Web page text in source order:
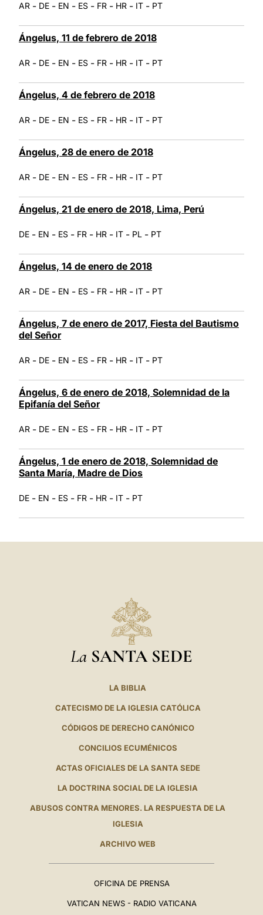
AR - DE - EN - ES - FR - HR - IT - PT
Ángelus, 11 de febrero de 2018
AR - DE - EN - ES - FR - HR - IT - PT
Ángelus, 4 de febrero de 2018
AR - DE - EN - ES - FR - HR - IT - PT
Ángelus, 28 de enero de 2018
AR - DE - EN - ES - FR - HR - IT - PT
Ángelus, 21 de enero de 2018, Lima, Perú
DE - EN - ES - FR - HR - IT - PL - PT
Ángelus, 14 de enero de 2018
AR - DE - EN - ES - FR - HR - IT - PT
Ángelus, 7 de enero de 2017, Fiesta del Bautismo
del Señor
AR - DE - EN - ES - FR - HR - IT - PT
Ángelus, 6 de enero de 2018, Solemnidad de la
Epifanía del Señor
AR - DE - EN - ES - FR - HR - IT - PT
Ángelus, 1 de enero de 2018, Solemnidad de
Santa María, Madre de Dios
DE - EN - ES - FR - HR - IT - PT
La SANTA SEDE
LA BIBLIA
CATECISMO DE LA IGLESIA CATÓLICA
CÓDIGOS DE DERECHO CANÓNICO
CONCILIOS ECUMÉNICOS
ACTAS OFICIALES DE LA SANTA SEDE
LA DOCTRINA SOCIAL DE LA IGLESIA
ABUSOS CONTRA MENORES. LA RESPUESTA DE LA
IGLESIA
ARCHIVO WEB
OFICINA DE PRENSA
VATICAN NEWS - RADIO VATICANA